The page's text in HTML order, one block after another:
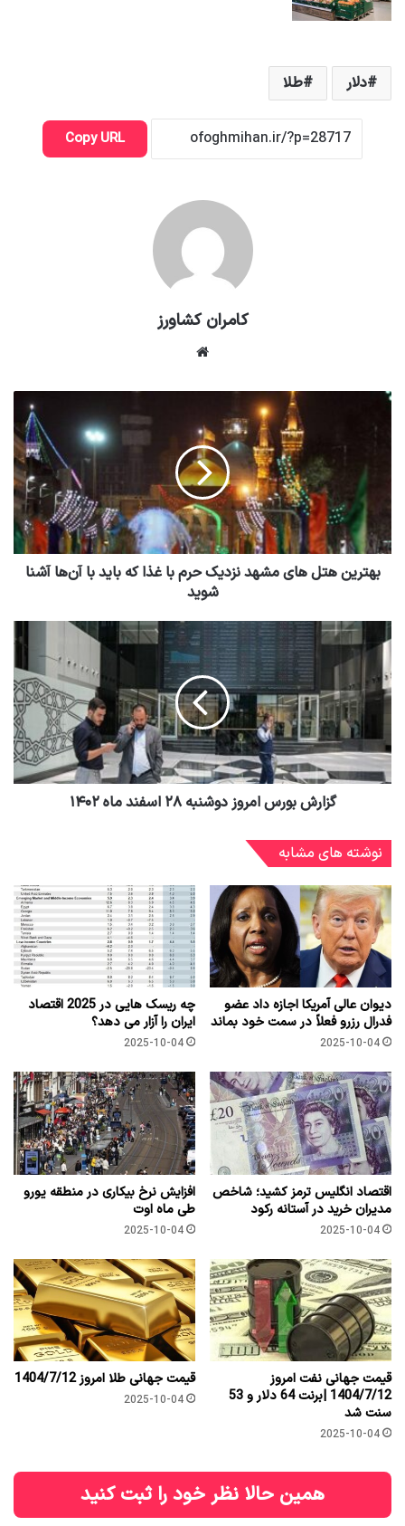
دلار طلا
Copy URL
کامران کشاورز
بهترین هتل های مشهد نزدیک حرم با غذا که باید با آن‌ها آشنا
شوید
گزارش بورس امروز دوشنبه ۲۸ اسفند ماه ۱۴۰۲
نوشته های مشابه
دیوان عالی آمریکا اجازه داد عضو
فدرال رزرو فعلاً در سمت خود بماند
2025-10-04
چه ریسک هایی در 2025 اقتصاد
ایران را آزار می دهد؟
2025-10-04
اقتصاد انگلیس ترمز کشید؛ شاخص
مدیران خرید در آستانه رکود
2025-10-04
افزایش نرخ بیکاری در منطقه یورو
طی ماه اوت
2025-10-04
قیمت جهانی نفت امروز
1404/7/12 |برنت 64 دلار و 53
سنت شد
2025-10-04
قیمت جهانی طلا امروز 1404/7/12
2025-10-04
همین حالا نظر خود را ثبت کنید